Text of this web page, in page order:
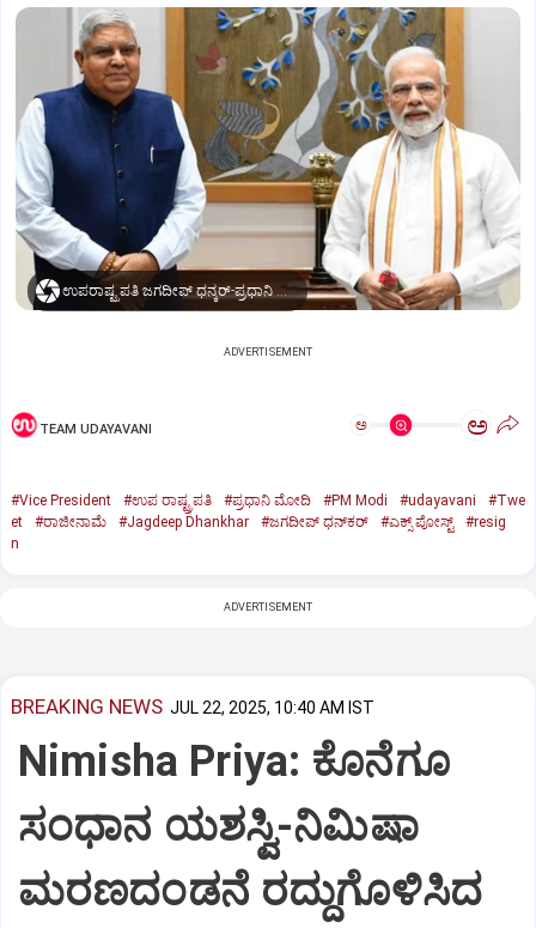
ಉಪರಾಷ್ಟ್ರಪತಿ ಜಗದೀಪ್‌ ಧನ್ಕರ್-ಪ್ರಧಾನಿ ಮೋದಿ
ADVERTISEMENT
TEAM UDAYAVANI ಅ ಅ
#Vice President #ಉಪ ರಾಷ್ಟ್ರಪತಿ #ಪ್ರಧಾನಿ ಮೋದಿ #PM Modi #udayavani
#Twe
et
#ರಾಜೀನಾಮೆ #Jagdeep Dhankhar #ಜಗದೀಪ್‌ ಧನ್‌ಕರ್‌ #ಎಕ್ಸ್‌ ಪೋಸ್ಟ್
#resig
n
ADVERTISEMENT
BREAKING NEWS JUL 22, 2025, 10:40 AM IST
Nimisha Priya: ಕೊನೆಗೂ
ಸಂಧಾನ ಯಶಸ್ವಿ-ನಿಮಿಷಾ
ಮರಣದಂಡನೆ ರದ್ದುಗೊಳಿಸಿದ